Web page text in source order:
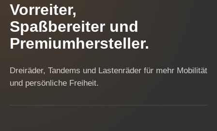
Vorreiter,
Spaßbereiter und
Premiumhersteller.
Dreiräder, Tandems und Lastenräder für mehr Mobilität
und persönliche Freiheit.